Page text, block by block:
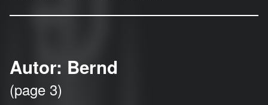
Autor: Bernd
(page 3)